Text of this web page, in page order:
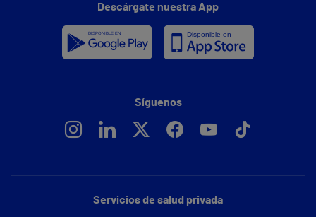
Servicios de salud privada
Descárgate nuestra App
Síguenos